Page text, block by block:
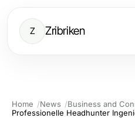
Z Zribriken
Home News
Business and